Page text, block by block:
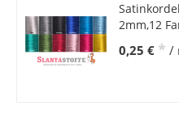
2mm,12
0,25 € * /